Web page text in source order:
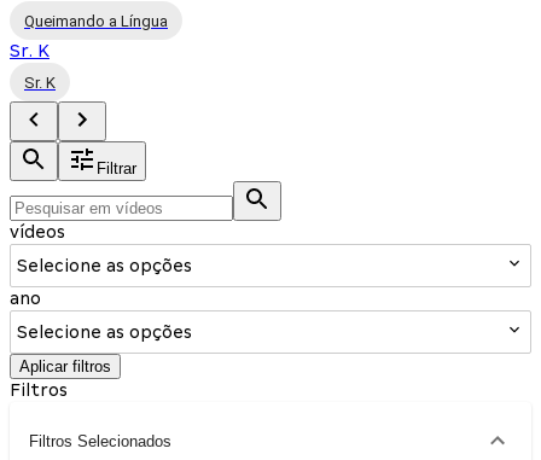
Queimando a Língua
Sr. K
Sr. K
Filtrar
vídeos
Selecione as opções
ano
Selecione as opções
Aplicar filtros
Filtros
Filtros Selecionados